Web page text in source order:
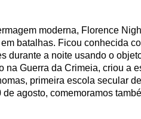
moderna, Florence
batalhas. Ficou conhecida
durante a noite usando o
na Guerra da Crimeia, criou a
primeira escola secular
agosto, comemoramos